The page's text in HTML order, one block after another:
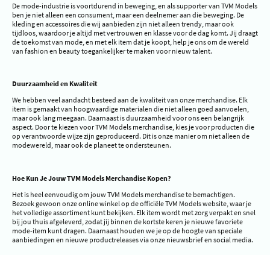
De mode-industrie is voortdurend in beweging, en als supporter van TVM Models
ben je niet alleen een consument, maar een deelnemer aan die beweging. De
kleding en accessoires die wij aanbieden zijn niet alleen trendy, maar ook
tijdloos, waardoor je altijd met vertrouwen en klasse voor de dag komt. Jij draagt
de toekomst van mode, en met elk item dat je koopt, help je ons om de wereld
van fashion en beauty toegankelijker te maken voor nieuw talent.
Duurzaamheid en Kwaliteit
We hebben veel aandacht besteed aan de kwaliteit van onze merchandise. Elk
item is gemaakt van hoogwaardige materialen die niet alleen goed aanvoelen,
maar ook lang meegaan. Daarnaast is duurzaamheid voor ons een belangrijk
aspect. Door te kiezen voor TVM Models merchandise, kies je voor producten die
op verantwoorde wijze zijn geproduceerd. Dit is onze manier om niet alleen de
modewereld, maar ook de planeet te ondersteunen.
Hoe Kun Je Jouw TVM Models Merchandise Kopen?
Het is heel eenvoudig om jouw TVM Models merchandise te bemachtigen.
Bezoek gewoon onze online winkel op de officiële TVM Models website, waar je
het volledige assortiment kunt bekijken. Elk item wordt met zorg verpakt en snel
bij jou thuis afgeleverd, zodat jij binnen de kortste keren je nieuwe favoriete
mode-item kunt dragen. Daarnaast houden we je op de hoogte van speciale
aanbiedingen en nieuwe productreleases via onze nieuwsbrief en social media.